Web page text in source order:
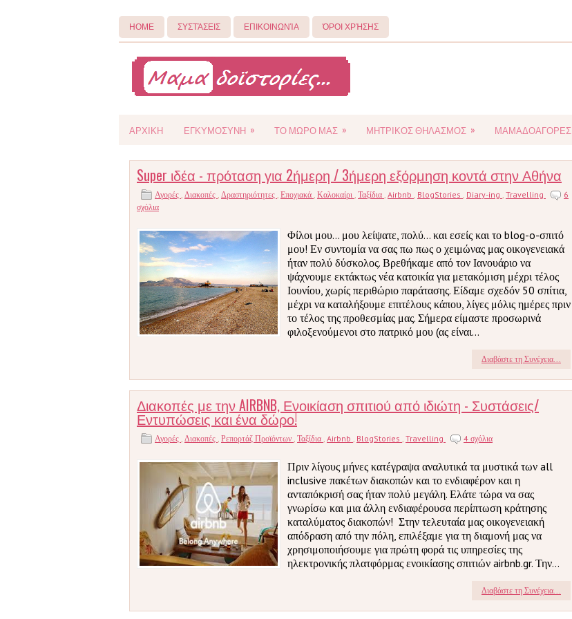
ΗΟΜΕ ΣΥΣΤΆΣΕΙΣ ΕΠΙΚΟΙΝΩΝΊΑ ΌΡΟΙ ΧΡΉΣΗΣ
ΑΡΧΙΚΗ ΕΓΚΥΜΟΣΥΝΗ » ΤΟ ΜΩΡΟ ΜΑΣ » ΜΗΤΡΙΚΟΣ ΘΗΛΑΣΜΟΣ » ΜΑΜΑΔΟΑΓΟΡΕΣ
Super ιδέα - πρόταση για 2ήμερη / 3ήμερη εξόρμηση κοντά στην Αθήνα
Αγορές , Διακοπές , Δραστηριότητες , Εποχιακά , Καλοκαίρι , Ταξίδια , Airbnb , BlogStories , Diary-ing , Travelling
6
σχόλια
Φίλοι μου... μου λείψατε, πολύ... και εσείς και το blog-o-σπιτό
μου! Εν συντομία να σας πω πως ο χειμώνας μας οικογενειακά
ήταν πολύ δύσκολος. Βρεθήκαμε από τον Ιανουάριο να
ψάχνουμε εκτάκτως νέα κατοικία για μετακόμιση μέχρι τέλος
Ιουνίου, χωρίς περιθώριο παράτασης. Είδαμε σχεδόν 50 σπίτια,
μέχρι να καταλήξουμε επιτέλους κάπου, λίγες μόλις ημέρες πριν
το τέλος της προθεσμίας μας. Σήμερα είμαστε προσωρινά
φιλοξενούμενοι στο πατρικό μου (ας είναι...
Διαβάστε τη Συνέχεια...
Διακοπές με την AIRBNB, Ενοικίαση σπιτιού από ιδιώτη - Συστάσεις/
Εντυπώσεις και ένα δώρο!
Αγορές , Διακοπές , Ρεπορτάζ Προϊόντων , Ταξίδια , Airbnb , BlogStories , Travelling 4 σχόλια
Πριν λίγους μήνες κατέγραψα αναλυτικά τα μυστικά των all
inclusive πακέτων διακοπών και το ενδιαφέρον και η
ανταπόκρισή σας ήταν πολύ μεγάλη. Ελάτε τώρα να σας
γνωρίσω και μια άλλη ενδιαφέρουσα περίπτωση κράτησης
καταλύματος διακοπών! Στην τελευταία μας οικογενειακή
απόδραση από την πόλη, επιλέξαμε για τη διαμονή μας να
χρησιμοποιήσουμε για πρώτη φορά τις υπηρεσίες της
ηλεκτρονικής πλατφόρμας ενοικίασης σπιτιών airbnb.gr. Την...
Διαβάστε τη Συνέχεια...